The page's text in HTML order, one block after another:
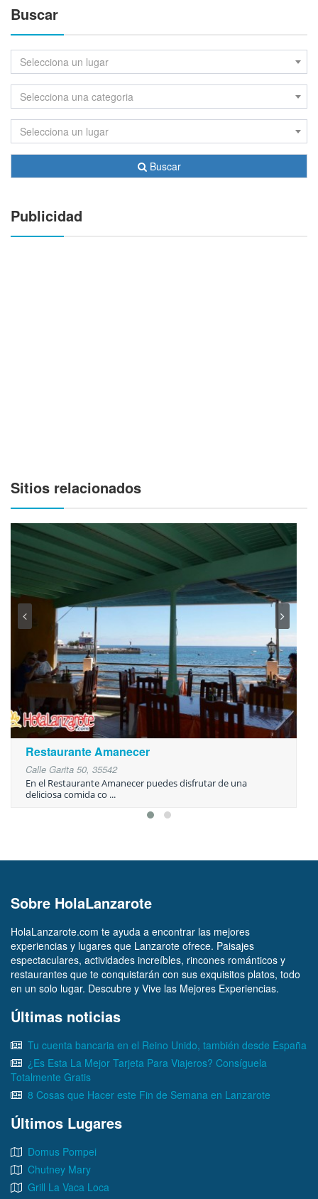
Buscar
Selecciona un lugar
Selecciona una categoria
Selecciona un lugar
Buscar
Publicidad
Sitios relacionados
Restaurante Amanecer
Calle Garita 50, 35542
En el Restaurante Amanecer puedes disfrutar de una
deliciosa comida co ...
Sobre HolaLanzarote
HolaLanzarote.com te ayuda a encontrar las mejores
experiencias y lugares que Lanzarote ofrece. Paisajes
espectaculares, actividades increíbles, rincones románticos y
restaurantes que te conquistarán con sus exquisitos platos, todo
en un solo lugar. Descubre y Vive las Mejores Experiencias.
Últimas noticias
Tu cuenta bancaria en el Reino Unido, también desde España
¿Es Esta La Mejor Tarjeta Para Viajeros? Consíguela
Totalmente Gratis
8 Cosas que Hacer este Fin de Semana en Lanzarote
Últimos Lugares
Domus Pompei
Chutney Mary
Grill La Vaca Loca